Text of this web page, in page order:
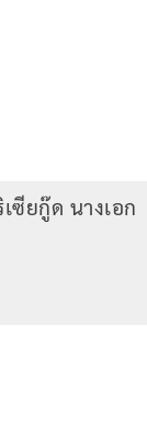
ซียกู๊ด นางเอก